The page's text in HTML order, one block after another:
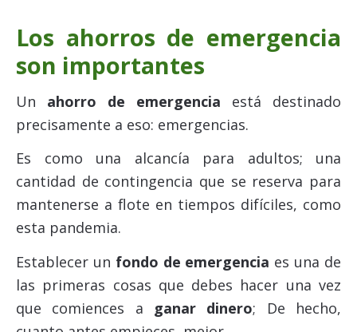
Los ahorros de emergencia
son importantes
Un ahorro de emergencia está destinado
precisamente a eso: emergencias.
Es como una alcancía para adultos; una
cantidad de contingencia que se reserva para
mantenerse a flote en tiempos difíciles, como
esta pandemia.
Establecer un fondo de emergencia es una de
las primeras cosas que debes hacer una vez
que comiences a ganar dinero; De hecho,